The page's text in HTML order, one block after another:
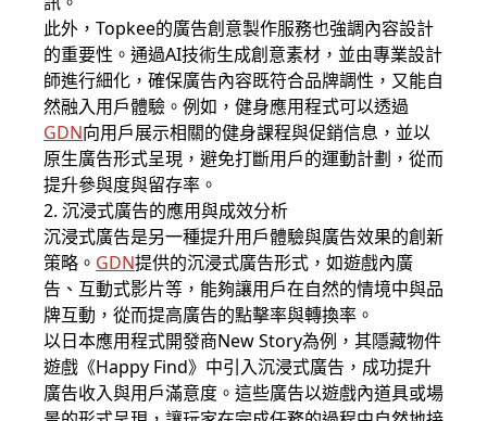
此外，Topkee的廣告創意製作服務也強調內容設計
的重要性。通過AI技術生成創意素材，並由專業設計
師進行細化，確保廣告內容既符合品牌調性，又能自
然融入用戶體驗。例如，健身應用程式可以透過
GDN向用戶展示相關的健身課程與促銷信息，並以
原生廣告形式呈現，避免打斷用戶的運動計劃，從而
提升參與度與留存率。
2. 沉浸式廣告的應用與成效分析
沉浸式廣告是另一種提升用戶體驗與廣告效果的創新
策略。 GDN提供的沉浸式廣告形式，如遊戲內廣
告、互動式影片等，能夠讓用戶在自然的情境中與品
牌互動，從而提高廣告的點擊率與轉換率。
以日本應用程式開發商New Story為例，其隱藏物件
遊戲《Happy Find》中引入沉浸式廣告，成功提升
廣告收入與用戶滿意度。這些廣告以遊戲內道具或場